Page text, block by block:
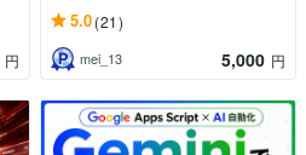
円
5.0(21)
mei_13 5,000 円